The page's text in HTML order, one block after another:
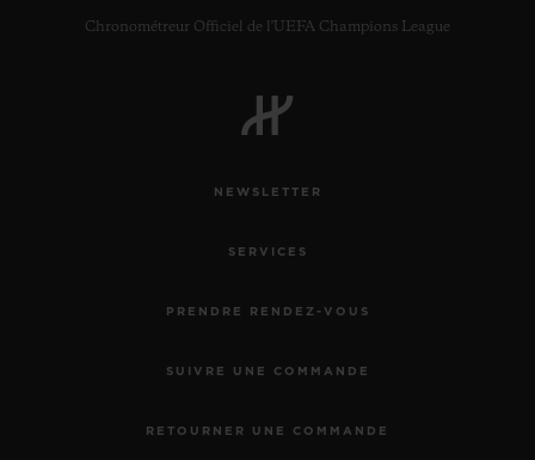
Chronométreur Officiel de l'UEFA Champions League
NEWSLETTER
SERVICES
PRENDRE RENDEZ-VOUS
SUIVRE UNE COMMANDE
RETOURNER UNE COMMANDE